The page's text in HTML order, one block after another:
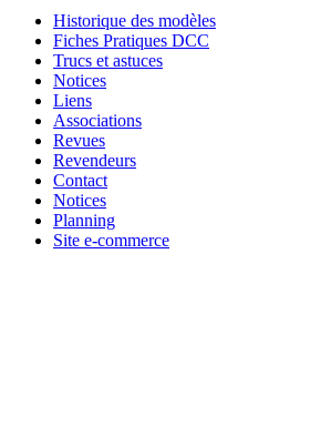
Historique des modèles
Fiches Pratiques DCC
Trucs et astuces
Notices
Liens
Associations
Revues
Revendeurs
Contact
Notices
Planning
Site e-commerce